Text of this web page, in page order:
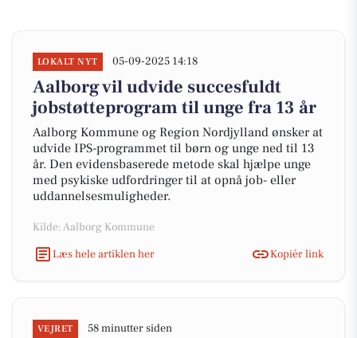
LOKALT NYT 05-09-2025 14:18
Aalborg vil udvide succesfuldt
jobstøtteprogram til unge fra 13 år
Aalborg Kommune og Region Nordjylland ønsker at
udvide IPS-programmet til børn og unge ned til 13
år. Den evidensbaserede metode skal hjælpe unge
med psykiske udfordringer til at opnå job- eller
uddannelsesmuligheder.
Kilde: Aalborg Kommune
Læs hele artiklen her
Kopiér link
VEJRET 58 minutter siden